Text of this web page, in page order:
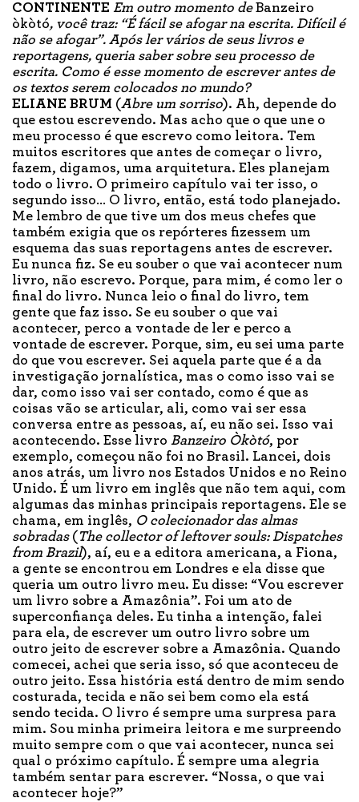
CONTINENTE Em outro momento deBanzeiro
òkòtó, você traz: “É fácil se afogar na escrita. Difícil é
não se afogar”. Após ler vários de seus livros e
reportagens, queria saber sobre seu processo de
escrita. Como é esse momento de escrever antes de
os textos serem colocados no mundo?
ELIANE BRUM (Abre um sorriso). Ah, depende do
que estou escrevendo. Mas acho que o que une o
meu processo é que escrevo como leitora. Tem
muitos escritores que antes de começar o livro,
fazem, digamos, uma arquitetura. Eles planejam
todo o livro. O primeiro capítulo vai ter isso, o
segundo isso… O livro, então, está todo planejado.
Me lembro de que tive um dos meus chefes que
também exigia que os repórteres fizessem um
esquema das suas reportagens antes de escrever.
Eu nunca fiz. Se eu souber o que vai acontecer num
livro, não escrevo. Porque, para mim, é como ler o
final do livro. Nunca leio o final do livro, tem
gente que faz isso. Se eu souber o que vai
acontecer, perco a vontade de ler e perco a
vontade de escrever. Porque, sim, eu sei uma parte
do que vou escrever. Sei aquela parte que é a da
investigação jornalística, mas o como isso vai se
dar, como isso vai ser contado, como é que as
coisas vão se articular, ali, como vai ser essa
conversa entre as pessoas, aí, eu não sei. Isso vai
acontecendo. Esse livro Banzeiro Òkòtó, por
exemplo, começou não foi no Brasil. Lancei, dois
anos atrás, um livro nos Estados Unidos e no Reino
Unido. É um livro em inglês que não tem aqui, com
algumas das minhas principais reportagens. Ele se
chama, em inglês, O colecionador das almas
sobradas ( The collector of leftover souls: Dispatches
from Brazil), aí, eu e a editora americana, a Fiona,
a gente se encontrou em Londres e ela disse que
queria um outro livro meu. Eu disse: “Vou escrever
um livro sobre a Amazônia”. Foi um ato de
superconfiança deles. Eu tinha a intenção, falei
para ela, de escrever um outro livro sobre um
outro jeito de escrever sobre a Amazônia. Quando
comecei, achei que seria isso, só que aconteceu de
outro jeito. Essa história está dentro de mim sendo
costurada, tecida e não sei bem como ela está
sendo tecida. O livro é sempre uma surpresa para
mim. Sou minha primeira leitora e me surpreendo
muito sempre com o que vai acontecer, nunca sei
qual o próximo capítulo. É sempre uma alegria
também sentar para escrever. “Nossa, o que vai
acontecer hoje?”